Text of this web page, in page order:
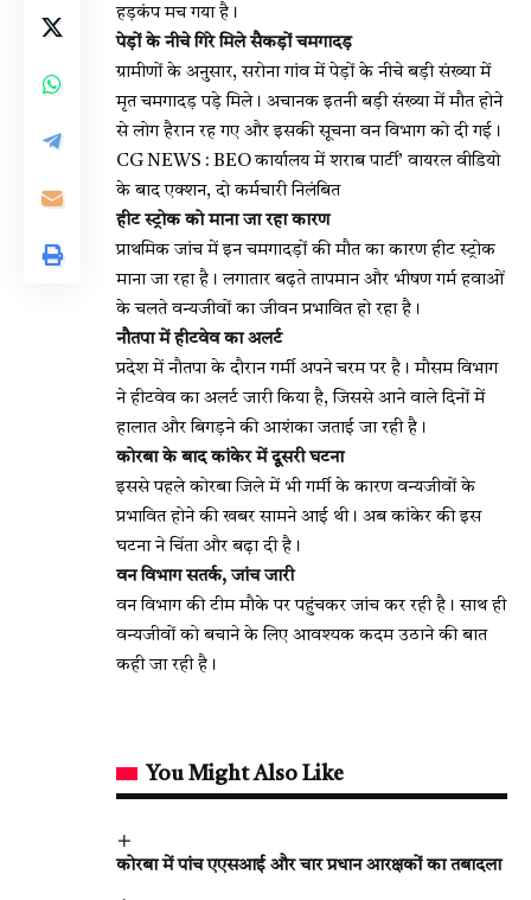
हड़कंप मच गया है।
पेड़ों के नीचे गिरे मिले सैकड़ों चमगादड़
ग्रामीणों के अनुसार, सरोना गांव में पेड़ों के नीचे बड़ी संख्या में
मृत चमगादड़ पड़े मिले। अचानक इतनी बड़ी संख्या में मौत होने
से लोग हैरान रह गए और इसकी सूचना वन विभाग को दी गई।
CG NEWS : BEO कार्यालय में शराब पार्टी’ वायरल वीडियो
के बाद एक्शन, दो कर्मचारी निलंबित
हीट स्ट्रोक को माना जा रहा कारण
प्राथमिक जांच में इन चमगादड़ों की मौत का कारण हीट स्ट्रोक
माना जा रहा है। लगातार बढ़ते तापमान और भीषण गर्म हवाओं
के चलते वन्यजीवों का जीवन प्रभावित हो रहा है।
नौतपा में हीटवेव का अलर्ट
प्रदेश में नौतपा के दौरान गर्मी अपने चरम पर है। मौसम विभाग
ने हीटवेव का अलर्ट जारी किया है, जिससे आने वाले दिनों में
हालात और बिगड़ने की आशंका जताई जा रही है।
कोरबा के बाद कांकेर में दूसरी घटना
इससे पहले कोरबा जिले में भी गर्मी के कारण वन्यजीवों के
प्रभावित होने की खबर सामने आई थी। अब कांकेर की इस
घटना ने चिंता और बढ़ा दी है।
वन विभाग सतर्क, जांच जारी
वन विभाग की टीम मौके पर पहुंचकर जांच कर रही है। साथ ही
वन्यजीवों को बचाने के लिए आवश्यक कदम उठाने की बात
कही जा रही है।
You Might Also Like
कोरबा में पांच एएसआई और चार प्रधान आरक्षकों का तबादला